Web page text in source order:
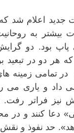
جدید اعلام شد
بیشتر به
پاپ بود. دو
دو در تبعید
در تمامی
داد و یاری می
فراتر رفت.
دعا کنند و
حد نفوذ و نقش